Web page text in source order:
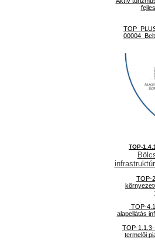
00004
TOP-
TOP-
TOP-
alapellátás
TOP-
termelői